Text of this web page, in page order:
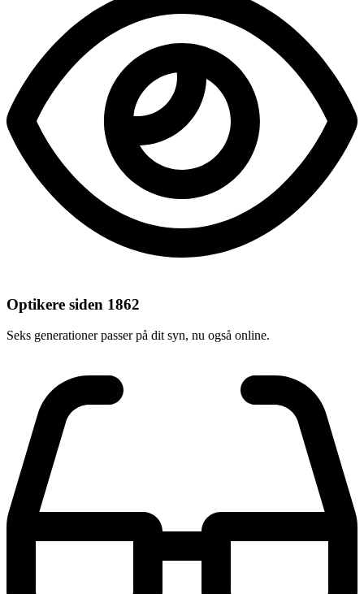
Optikere siden 1862
Seks generationer passer på dit syn, nu også online.